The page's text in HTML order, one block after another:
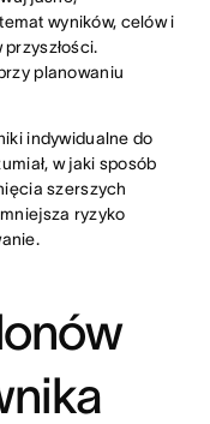
wyników, celów i
planowaniu
indywidualne do
w jaki sposób
szerszych
ryzyko